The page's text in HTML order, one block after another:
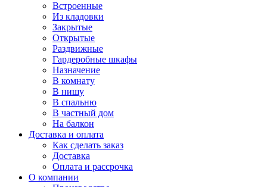
Встроенные
Из кладовки
Закрытые
Открытые
Раздвижные
Гардеробные шкафы
Назначение
В комнату
В нишу
В спальню
В частный дом
На балкон
Доставка и оплата
Как сделать заказ
Доставка
Оплата и рассрочка
О компании